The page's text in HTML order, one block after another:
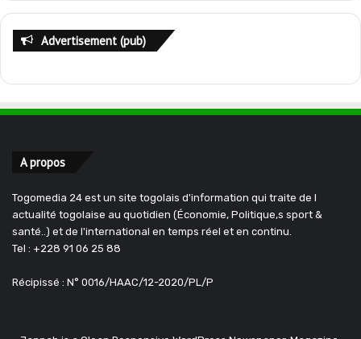
Advertisement (pub)
A propos
Togomedia 24 est un site togolais d'information qui traite de l
actualité togolaise au quotidien (Économie, Politique,s sport &
santé..) et de l'international en temps réel et en continu.
Tel : +228 91 06 25 88
Récipissé : N° 0016/HAAC/12-2020/PL/P